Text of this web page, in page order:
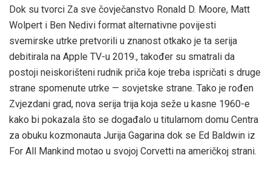
Dok su tvorci Za sve čovječanstvo Ronald D. Moore, Matt
Wolpert i Ben Nedivi format alternativne povijesti
svemirske utrke pretvorili u znanost otkako je ta serija
debitirala na Apple TV-u 2019., također su smatrali da
postoji neiskorišteni rudnik priča koje treba ispričati s druge
strane spomenute utrke — sovjetske strane. Tako je rođen
Zvjezdani grad, nova serija trija koja seže u kasne 1960-e
kako bi pokazala što se događalo u titularnom domu Centra
za obuku kozmonauta Jurija Gagarina dok se Ed Baldwin iz
For All Mankind motao u svojoj Corvetti na američkoj strani.